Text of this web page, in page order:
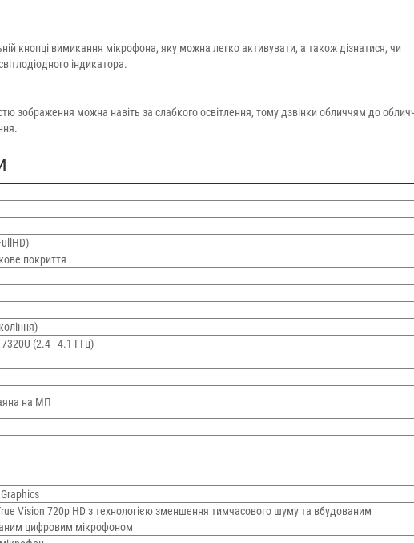
кнопці вимикання мікрофона, яку можна легко активувати, а також дізнатися, чи
індикатора.
зображення можна навіть за слабкого освітлення, тому дзвінки обличчям до
покриття
(2.4 - 4.1 ГГц)
на МП
Vision 720p HD з технологією зменшення тимчасового шуму та вбудованим
цифровим мікрофоном